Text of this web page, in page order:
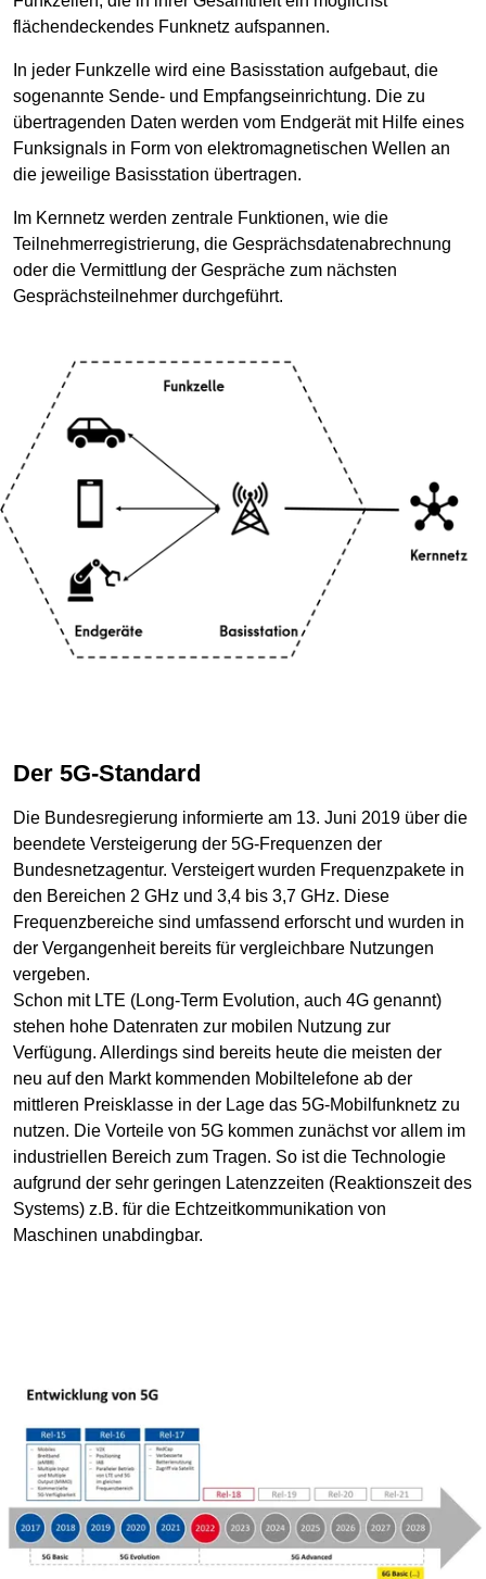
flächendeckendes Funknetz aufspannen.
In jeder Funkzelle wird eine Basisstation aufgebaut, die
sogenannte Sende- und Empfangseinrichtung. Die zu
übertragenden Daten werden vom Endgerät mit Hilfe eines
Funksignals in Form von elektromagnetischen Wellen an
die jeweilige Basisstation übertragen.
Im Kernnetz werden zentrale Funktionen, wie die
Teilnehmerregistrierung, die Gesprächsdatenabrechnung
oder die Vermittlung der Gespräche zum nächsten
Gesprächsteilnehmer durchgeführt.
Der 5G-Standard
Die Bundesregierung informierte am 13. Juni 2019 über die
beendete Versteigerung der 5G-Frequenzen der
Bundesnetzagentur. Versteigert wurden Frequenzpakete in
den Bereichen 2 GHz und 3,4 bis 3,7 GHz. Diese
Frequenzbereiche sind umfassend erforscht und wurden in
der Vergangenheit bereits für vergleichbare Nutzungen
vergeben.
Schon mit LTE (Long-Term Evolution, auch 4G genannt)
stehen hohe Datenraten zur mobilen Nutzung zur
Verfügung. Allerdings sind bereits heute die meisten der
neu auf den Markt kommenden Mobiltelefone ab der
mittleren Preisklasse in der Lage das 5G-Mobilfunknetz zu
nutzen. Die Vorteile von 5G kommen zunächst vor allem im
industriellen Bereich zum Tragen. So ist die Technologie
aufgrund der sehr geringen Latenzzeiten (Reaktionszeit des
Systems) z.B. für die Echtzeitkommunikation von
Maschinen unabdingbar.